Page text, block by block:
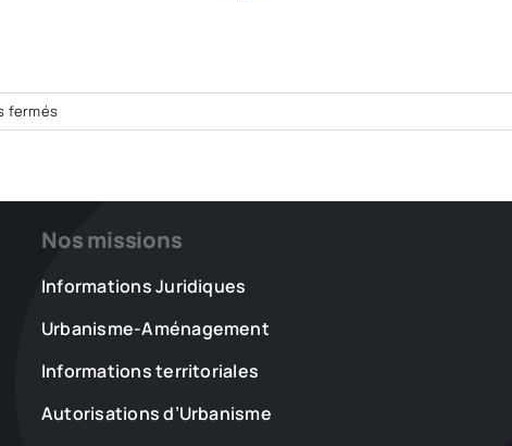
ferméssur
Juris
gestionnaires
:
décisions
emblématiques
de
la
Nos missions
Informations Juridiques
Urbanisme-Aménagement
Informations territoriales
Autorisations d’Urbanisme